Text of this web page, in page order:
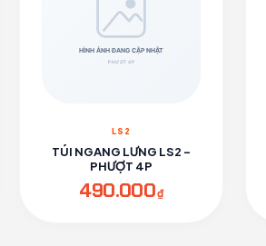
LS2
TÚI NGANG LƯNG LS2 -
PHƯỢT 4P
490.000₫